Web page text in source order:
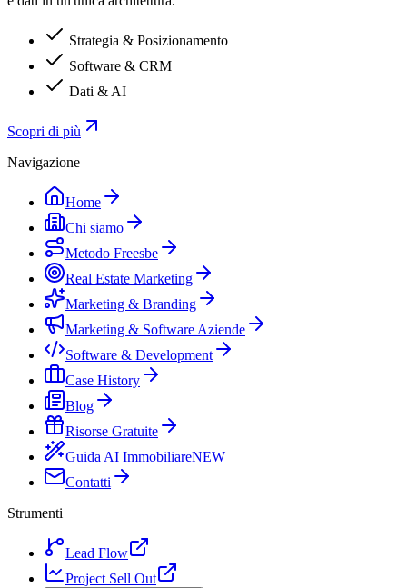
Strategia & Posizionamento
Software & CRM
Dati & AI
Scopri di più
Navigazione
Home
Chi siamo
Metodo Freesbe
Real Estate Marketing
Marketing & Branding
Marketing & Software Aziende
Software & Development
Case History
Blog
Risorse Gratuite
Guida AI ImmobiliareNEW
Contatti
Strumenti
Lead Flow
Project Sell Out